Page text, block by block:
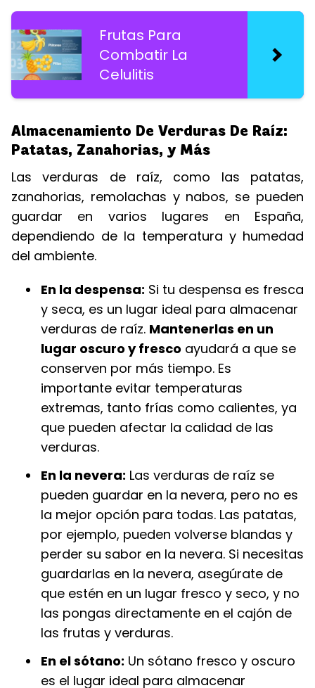
Frutas Para
Combatir La
Celulitis
Almacenamiento De Verduras De Raíz:
Patatas, Zanahorias, y Más
Las verduras de raíz, como las patatas,
zanahorias, remolachas y nabos, se pueden
guardar en varios lugares en España,
dependiendo de la temperatura y humedad
del ambiente.
En la despensa: Si tu despensa es fresca
y seca, es un lugar ideal para almacenar
verduras de raíz. Mantenerlas en un
lugar oscuro y fresco ayudará a que se
conserven por más tiempo. Es
importante evitar temperaturas
extremas, tanto frías como calientes, ya
que pueden afectar la calidad de las
verduras.
En la nevera: Las verduras de raíz se
pueden guardar en la nevera, pero no es
la mejor opción para todas. Las patatas,
por ejemplo, pueden volverse blandas y
perder su sabor en la nevera. Si necesitas
guardarlas en la nevera, asegúrate de
que estén en un lugar fresco y seco, y no
las pongas directamente en el cajón de
las frutas y verduras.
En el sótano: Un sótano fresco y oscuro
es el lugar ideal para almacenar